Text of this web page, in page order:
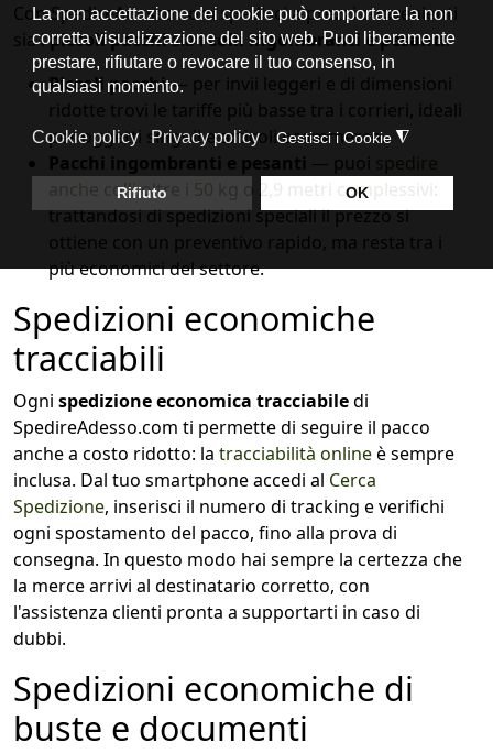
Con SpedireAdesso.com spedisci a prezzi convenienti
sia ipiccoli pacchisia icolli ingombranti e pesanti:
Piccoli pacchi— per invii leggeri e di dimensioni
ridotte trovi le tariffe più basse tra i corrieri, ideali
per oggetti singoli e articoli ecommerce.
Pacchi ingombranti e pesanti — puoi spedire
anche colli oltre i 50 kg o 2,9 metri complessivi :
trattandosi di spedizioni speciali il prezzo si
ottiene con un preventivo rapido, ma resta tra i
più economici del settore.
Spedizioni economiche
tracciabili
Ogni spedizione economica tracciabiledi
SpedireAdesso.com ti permette di seguire il pacco
anche a costo ridotto: la tracciabilità onlineè sempre
inclusa. Dal tuo smartphone accedi al Cerca
Spedizione, inserisci il numero di tracking e verifichi
ogni spostamento del pacco, fino alla prova di
consegna. In questo modo hai sempre la certezza che
la merce arrivi al destinatario corretto, con
l'assistenza clienti pronta a supportarti in caso di
dubbi.
Spedizioni economiche di
buste e documenti